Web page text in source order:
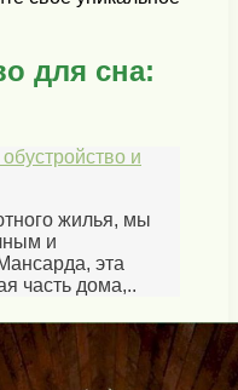
для сна:
и
жилья, мы
и
эта
часть дома,..